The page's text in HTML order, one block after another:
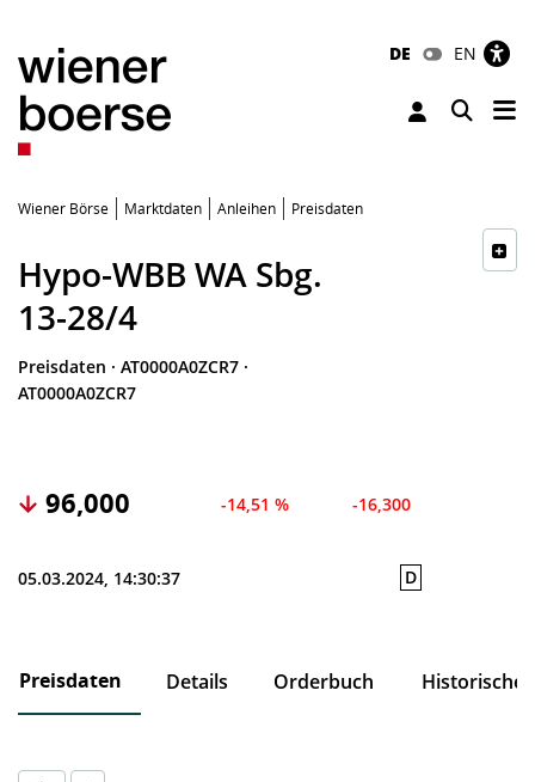
DE EN
Toggle
Wiener Börse Marktdaten Anleihen Preisdaten
Hypo-WBB WA Sbg.
13-28/4
Preisdaten · AT0000A0ZCR7 ·
AT0000A0ZCR7
96,000 -14,51 % -16,300
05.03.2024, 14:30:37 D
Preisdaten Details Orderbuch Historische